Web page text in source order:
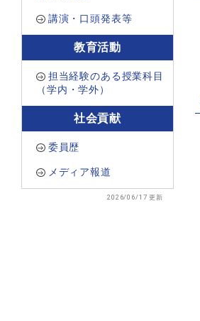
講演・口頭発表等
教育活動
担当経験のある授業科目
（学内・学外）
社会貢献
委員歴
メディア報道
2026/06/17 更新